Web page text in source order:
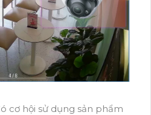
cơ hội sử dụng sản phẩm